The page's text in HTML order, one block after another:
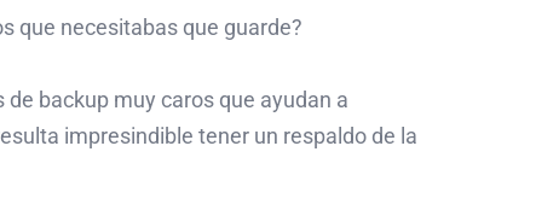
que necesitabas que guarde?
backup muy caros que ayudan a
impresindible tener un respaldo de la